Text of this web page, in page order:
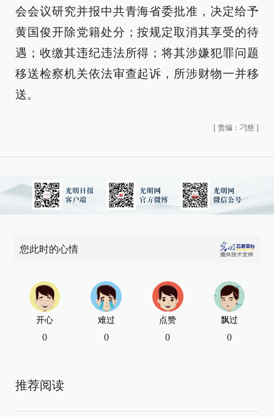
会会议研究并报中共青海省委批准，决定给予
黄国俊开除党籍处分；按规定取消其享受的待
遇；收缴其违纪违法所得；将其涉嫌犯罪问题
移送检察机关依法审查起诉，所涉财物一并移
送。
[ 责编：刁慈 ]
您此时的心情
开心
0
难过
0
点赞
0
飘过
0
推荐阅读